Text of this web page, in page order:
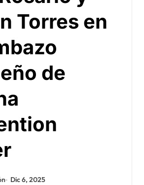
Torres en
de
Dic 6, 2025